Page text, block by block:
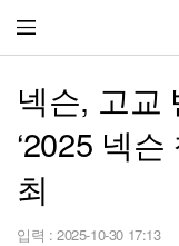
넥슨, 고교
‘2025 넥
최
입력 : 2025-10-30 17:13